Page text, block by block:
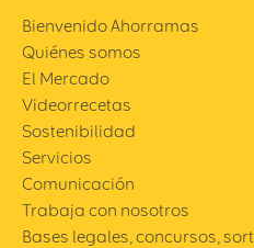
Bienvenido Ahorramas
Quiénes somos
El Mercado
Videorrecetas
Sostenibilidad
Servicios
Comunicación
Trabaja con nosotros
Bases legales, concursos,